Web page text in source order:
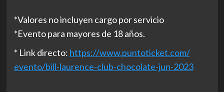
*Valores no incluyen cargo por servicio
*Evento para mayores de 18 años.
* Link directo: https://www.puntoticket.com/
evento/bill-laurence-club-chocolate-jun-2023